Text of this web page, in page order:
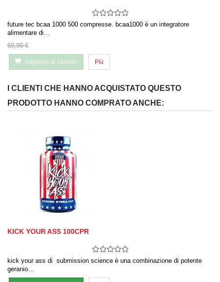
future tec bcaa 1000 500 compresse. bcaa1000 è un integratore
alimentare di…
69,99 €
Aggiungi al carrello Più
I CLIENTI CHE HANNO ACQUISTATO QUESTO
PRODOTTO HANNO COMPRATO ANCHE:
KICK YOUR ASS 100CPR
kick your ass di submission science è una combinazione di potente
geranio…